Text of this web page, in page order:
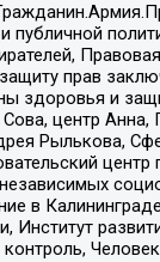
публичной
прав
здоровья и
Сова, центр
Рылькова,
в